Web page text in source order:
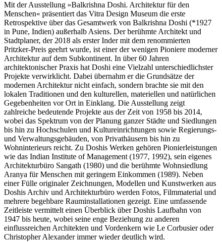
Mit der Ausstellung »Balkrishna Doshi. Architektur für den
Menschen« präsentiert das Vitra Design Museum die erste
Retrospektive über das Gesamtwerk von Balkrishna Doshi (*1927
in Pune, Indien) außerhalb Asiens. Der berühmte Architekt und
Stadtplaner, der 2018 als erster Inder mit dem renommierten
Pritzker-Preis geehrt wurde, ist einer der wenigen Pioniere moderner
Architektur auf dem Subkontinent. In über 60 Jahren
architektonischer Praxis hat Doshi eine Vielzahl unterschiedlichster
Projekte verwirklicht. Dabei übernahm er die Grundsätze der
modernen Architektur nicht einfach, sondern brachte sie mit den
lokalen Traditionen und den kulturellen, materiellen und natürlichen
Gegebenheiten vor Ort in Einklang. Die Ausstellung zeigt
zahlreiche bedeutende Projekte aus der Zeit von 1958 bis 2014,
wobei das Spektrum von der Planung ganzer Städte und Siedlungen
bis hin zu Hochschulen und Kultureinrichtungen sowie Regierungs-
und Verwaltungsgebäuden, von Privathäusern bis hin zu
Wohninterieurs reicht. Zu Doshis Werken gehören Pionierleistungen
wie das Indian Institute of Management (1977, 1992), sein eigenes
Architekturbüro Sangath (1980) und die berühmte Wohnsiedlung
Aranya für Menschen mit geringem Einkommen (1989). Neben
einer Fülle originaler Zeichnungen, Modellen und Kunstwerken aus
Doshis Archiv und Architekturbüro werden Fotos, Filmmaterial und
mehrere begehbare Rauminstallationen gezeigt. Eine umfassende
Zeitleiste vermittelt einen Überblick über Doshis Laufbahn von
1947 bis heute, wobei seine enge Beziehung zu anderen
einflussreichen Architekten und Vordenkern wie Le Corbusier oder
Christopher Alexander immer wieder deutlich wird.